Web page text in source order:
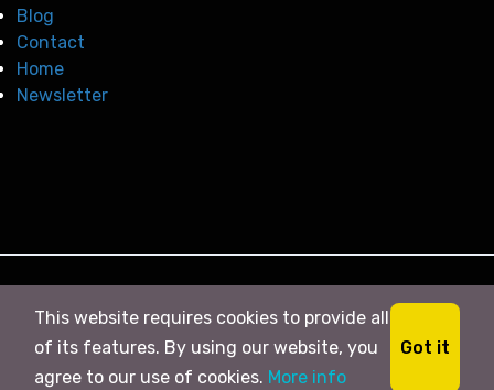
Blog
Contact
Home
Newsletter
© 2026 সি নিউজ . All right Reserved
This website requires cookies to provide all
of its features. By using our website, you
agree to our use of cookies. More info
Got it